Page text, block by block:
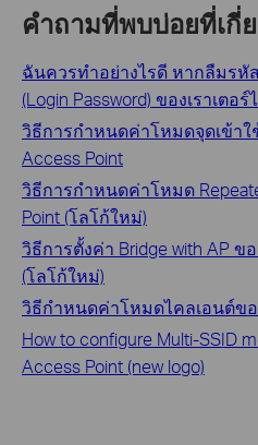
คำถามที่พบบ่อยที่เกี่
ฉันควรทำอย่างไรดี หากลืมรหั
(Login Password) ของเราเตอร์
วิธีการกำหนดค่าโหมดจุดเข้าใ
Access Point
วิธีการกำหนดค่าโหมด
Point (โลโก้ใหม่)
วิธีการตั้งค่า Bridge with AP ข
(โลโก้ใหม่)
วิธีกำหนดค่าโหมดไคลเอนต์ขอ
How to configure Multi-SSID
Access Point (new logo)